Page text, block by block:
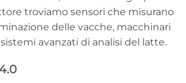
troviamo sensori che misurano
delle vacche, macchinari
avanzati di analisi del latte.